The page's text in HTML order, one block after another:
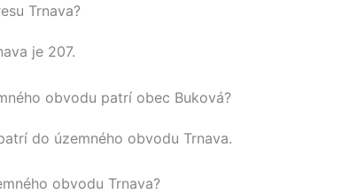
Trnava?
je 207.
obvodu patrí obec Buková?
do územného obvodu Trnava.
obvodu Trnava?